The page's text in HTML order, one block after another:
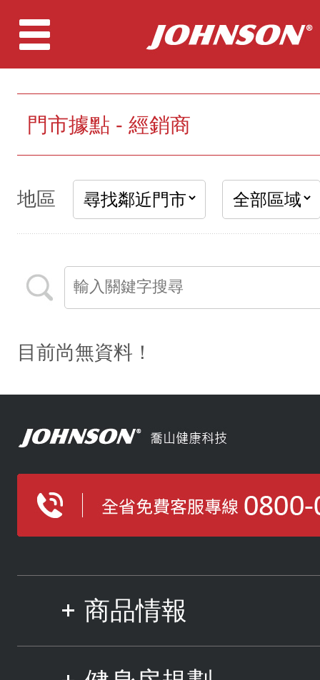
門市據點 - 經銷商
地區
目前尚無資料！
商品情報